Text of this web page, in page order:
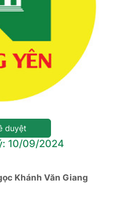
duyệt
10/09/2024
Khánh Văn Giang